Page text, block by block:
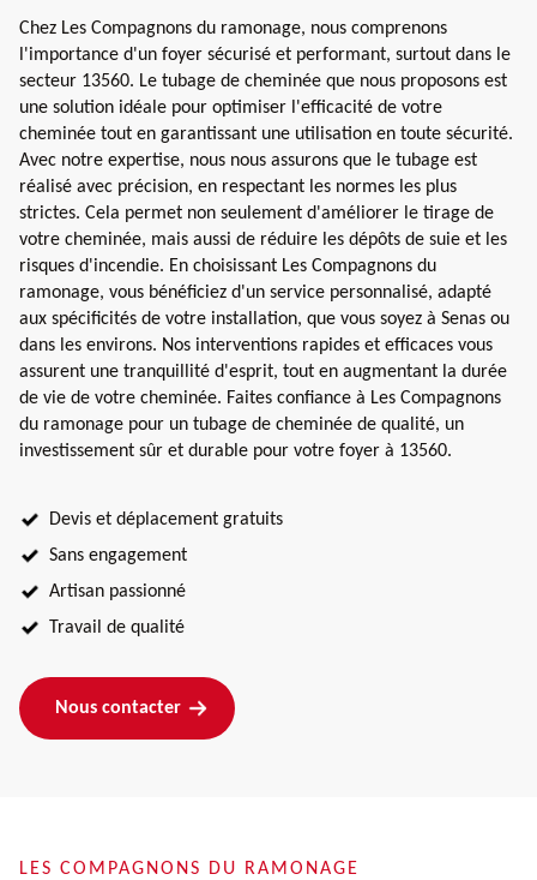
Chez Les Compagnons du ramonage, nous comprenons
l'importance d'un foyer sécurisé et performant, surtout dans le
secteur 13560. Le tubage de cheminée que nous proposons est
une solution idéale pour optimiser l'efficacité de votre
cheminée tout en garantissant une utilisation en toute sécurité.
Avec notre expertise, nous nous assurons que le tubage est
réalisé avec précision, en respectant les normes les plus
strictes. Cela permet non seulement d'améliorer le tirage de
votre cheminée, mais aussi de réduire les dépôts de suie et les
risques d'incendie. En choisissant Les Compagnons du
ramonage, vous bénéficiez d'un service personnalisé, adapté
aux spécificités de votre installation, que vous soyez à Senas ou
dans les environs. Nos interventions rapides et efficaces vous
assurent une tranquillité d'esprit, tout en augmentant la durée
de vie de votre cheminée. Faites confiance à Les Compagnons
du ramonage pour un tubage de cheminée de qualité, un
investissement sûr et durable pour votre foyer à 13560.
Devis et déplacement gratuits
Sans engagement
Artisan passionné
Travail de qualité
Nous contacter
LES COMPAGNONS DU RAMONAGE